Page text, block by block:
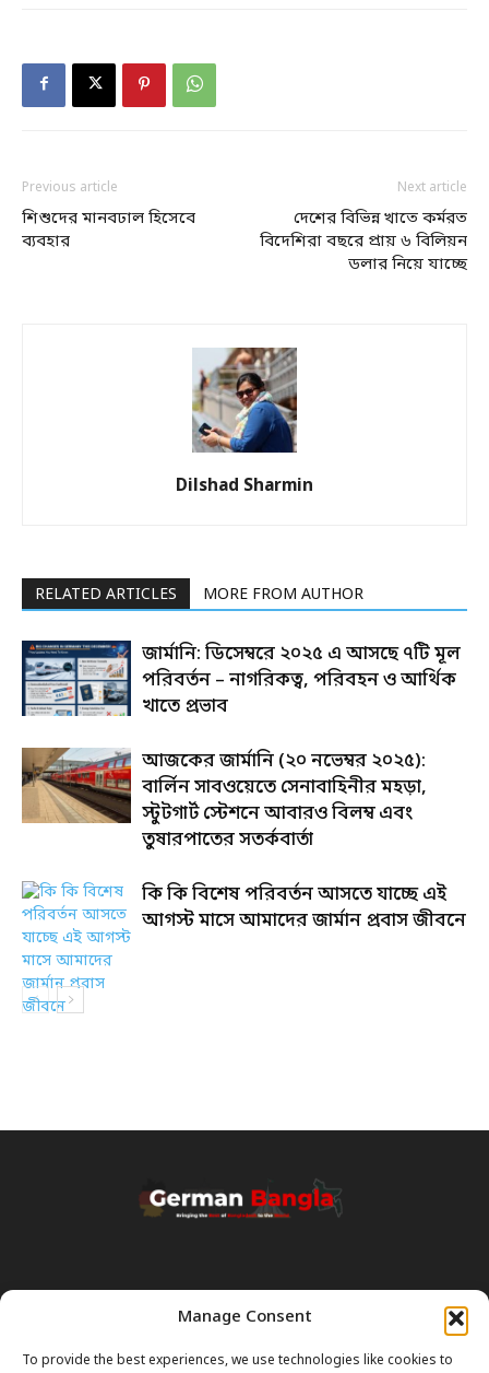
Manage Consent
To provide the best experiences, we use technologies like cookies to
Previous article
শিশুদের মানবঢাল হিসেবে
ব্যবহার
Next article
দেশের বিভিন্ন খাতে কর্মরত
বিদেশিরা বছরে প্রায় ৬ বিলিয়ন
ডলার নিয়ে যাচ্ছে
Dilshad Sharmin
RELATED ARTICLES MORE FROM AUTHOR
জার্মানি: ডিসেম্বরে ২০২৫ এ আসছে ৭টি মূল
পরিবর্তন – নাগরিকত্ব, পরিবহন ও আর্থিক
খাতে প্রভাব
আজকের জার্মানি (২০ নভেম্বর ২০২৫):
বার্লিন সাবওয়েতে সেনাবাহিনীর মহড়া,
স্টুটগার্ট স্টেশনে আবারও বিলম্ব এবং
তুষারপাতের সতর্কবার্তা
কি কি বিশেষ পরিবর্তন আসতে যাচ্ছে এই
আগস্ট মাসে আমাদের জার্মান প্রবাস জীবনে
Transparency & Disclaimer:
Some content and images on this site are generated with the